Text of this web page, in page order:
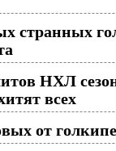
странных
НХЛ
всех
от